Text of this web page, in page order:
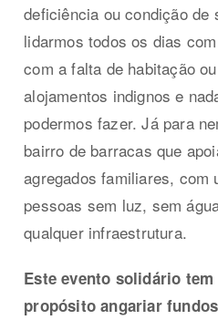
deficiência ou condição de
lidarmos todos os dias
com a falta de habitação
alojamentos indignos e
podermos fazer. Já para
bairro de barracas que
agregados familiares, com
pessoas sem luz, sem
qualquer infraestrutura.
Este evento solidário
propósito angariar